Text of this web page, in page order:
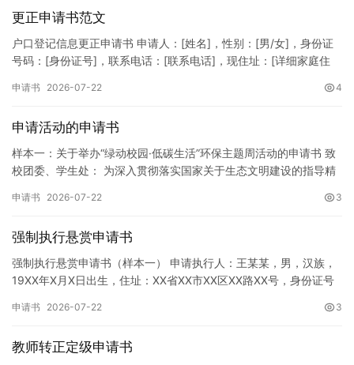
更正申请书范文
户口登记信息更正申请书 申请人：[姓名]，性别：[男/女]，身份证
号码：[身份证号]，联系电话：[联系电话]，现住址：[详细家庭住
申请书 2026-07-22 4
申请活动的申请书
样本一：关于举办“绿动校园·低碳生活”环保主题周活动的申请书 致
校团委、学生处： 为深入贯彻落实国家关于生态文明建设的指导精
申请书 2026-07-22 3
强制执行悬赏申请书
强制执行悬赏申请书（样本一） 申请执行人：王某某，男，汉族，
19XX年X月X日出生，住址：XX省XX市XX区XX路XX号，身份证号
申请书 2026-07-22 3
教师转正定级申请书